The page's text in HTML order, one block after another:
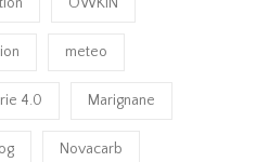
OWKIN
meteo
4.0 Marignane
Novacarb